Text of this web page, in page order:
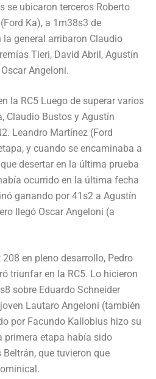
se ubicaron terceros Roberto
Ka), a 1m38s3 de
general arribaron Claudio
Tieri, David Abril, Agustín
Angeloni.
la RC5 Luego de superar varios
Claudio Bustos y Agustín
Leandro Martínez (Ford
y cuando se encaminaba a
desertar en la última prueba
ocurrido en la última fecha
ganando por 41s2 a Agustín
llegó Oscar Angeloni (a
en pleno desarrollo, Pedro
triunfar en la RC5. Lo hicieron
sobre Eduardo Schneider
Lautaro Angeloni (también
por Facundo Kallobius hizo su
primera etapa había sido
que tuvieron que